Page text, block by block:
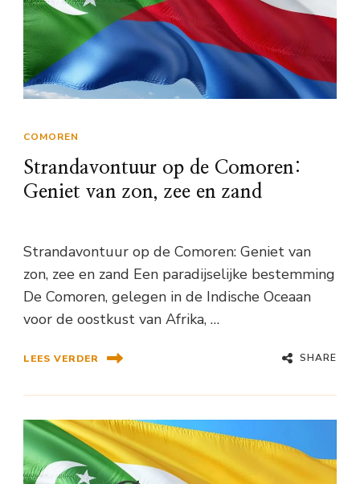
COMOREN
Strandavontuur op de Comoren:
Geniet van zon, zee en zand
Strandavontuur op de Comoren: Geniet van
zon, zee en zand Een paradijselijke bestemming
De Comoren, gelegen in de Indische Oceaan
voor de oostkust van Afrika, …
LEES VERDER SHARE